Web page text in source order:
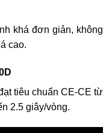
khá đơn giản, không
cao.
tiêu chuẩn CE-CE từ
2.5 giây/vòng.